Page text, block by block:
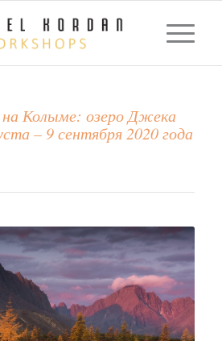
на Колыме: озеро Джека
– 9 сентября 2020 года